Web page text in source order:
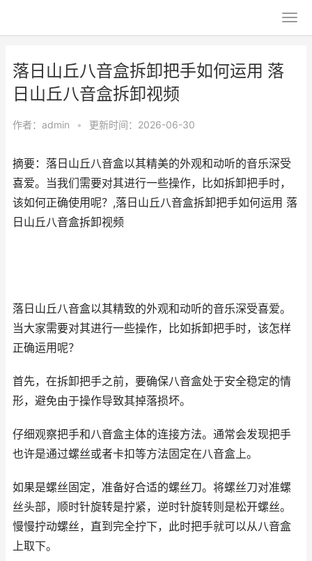
落日山丘八音盒拆卸把手如何运用 落
日山丘八音盒拆卸视频
作者： admin • 更新时间：2026-06-30
摘要：落日山丘八音盒以其精美的外观和动听的音乐深受
喜爱。当我们需要对其进行一些操作，比如拆卸把手时，
该如何正确使用呢？,落日山丘八音盒拆卸把手如何运用 落
日山丘八音盒拆卸视频
落日山丘八音盒以其精致的外观和动听的音乐深受喜爱。
当大家需要对其进行一些操作，比如拆卸把手时，该怎样
正确运用呢？
首先，在拆卸把手之前，要确保八音盒处于安全稳定的情
形，避免由于操作导致其掉落损坏。
仔细观察把手和八音盒主体的连接方法。通常会发现把手
也许是通过螺丝或者卡扣等方法固定在八音盒上。
如果是螺丝固定，准备好合适的螺丝刀。将螺丝刀对准螺
丝头部，顺时针旋转是拧紧，逆时针旋转则是松开螺丝。
慢慢拧动螺丝，直到完全拧下，此时把手就可以从八音盒
上取下。